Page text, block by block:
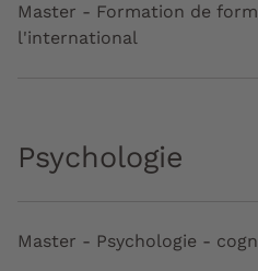
Master - Formation de
l'international
Psychologie
Master - Psychologie -